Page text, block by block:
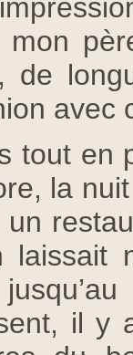
mon
de
avec
tout en
la
un
laissait
il y